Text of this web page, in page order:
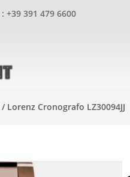
: +39 391 479 6600
/ Lorenz Cronografo LZ30094JJ